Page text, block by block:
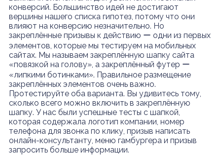
конверсий. Большинство идей не достигают
вершины нашего списка гипотез, потому что они
влияют на конверсию незначительно. Но
закреплённые призывы к действию ー одни из первых
элементов, которые мы тестируем на мобильных
сайтах. Мы называем закреплённую шапку сайта
«повязкой на голову», а закреплённый футер ー
«липкими ботинками». Правильное размещение
закреплённых элементов очень важно.
Протестируйте оба варианта. Вы удивитесь тому,
сколько всего можно включить в закреплённую
шапку. У нас были успешные тесты с шапкой,
которая содержала логотип компании, номер
телефона для звонка по клику, призыв написать
онлайн-консультанту, меню гамбургера и призыв
запросить больше информации.